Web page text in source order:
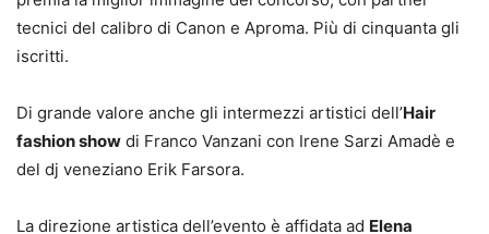
tecnici del calibro di Canon e Aproma. Più di cinquanta gli
iscritti.
Di grande valore anche gli intermezzi artistici dell’Hair
fashion show di Franco Vanzani con Irene Sarzi Amadè e
del dj veneziano Erik Farsora.
La direzione artistica dell’evento è affidata ad Elena